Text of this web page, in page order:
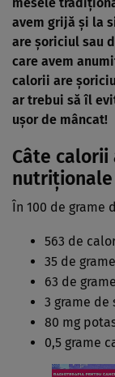
avem grijă şi la
are șoriciul sau
care avem
calorii are
ar trebui să îl
ușor de mâncat!
Câte
nutriţionale
În 100 de grame
563 de
35 de
63 de
3 grame de
80 mg
0,5 grame